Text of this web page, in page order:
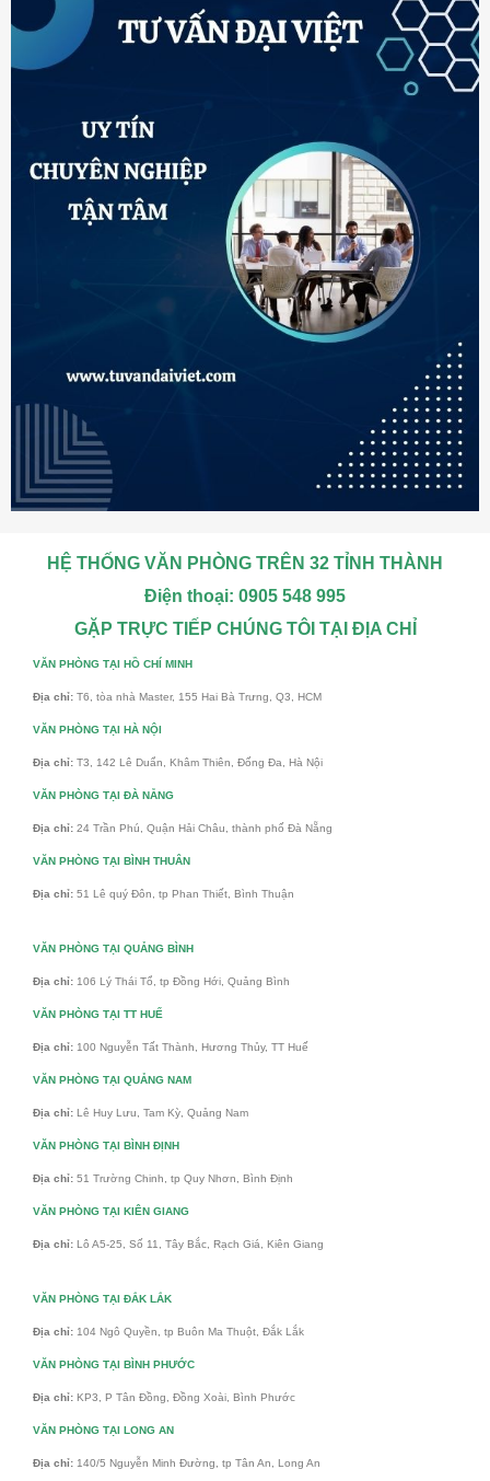
HỆ THỐNG VĂN PHÒNG TRÊN 32 TỈNH THÀNH
Điện thoại: 0905 548 995
GẶP TRỰC TIẾP CHÚNG TÔI TẠI ĐỊA CHỈ
VĂN PHÒNG TẠI HỒ CHÍ MINH
Địa chỉ: T6, tòa nhà Master, 155 Hai Bà Trưng, Q3, HCM
VĂN PHÒNG TẠI HÀ NỘI
Địa chỉ: T3, 142 Lê Duẩn, Khâm Thiên, Đống Đa, Hà Nội
VĂN PHÒNG TẠI ĐÀ NẴNG
Địa chỉ: 24 Trần Phú, Quận Hải Châu, thành phố Đà Nẵng
VĂN PHÒNG TẠI BÌNH THUÂN
Địa chỉ: 51 Lê quý Đôn, tp Phan Thiết, Bình Thuận
VĂN PHÒNG TẠI QUẢNG BÌNH
Địa chỉ: 106 Lý Thái Tổ, tp Đồng Hới, Quảng Bình
VĂN PHÒNG TẠI TT HUẾ
Địa chỉ: 100 Nguyễn Tất Thành, Hương Thủy, TT Huế
VĂN PHÒNG TẠI QUẢNG NAM
Địa chỉ: Lê Huy Lưu, Tam Kỳ, Quảng Nam
VĂN PHÒNG TẠI BÌNH ĐỊNH
Địa chỉ: 51 Trường Chinh, tp Quy Nhơn, Bình Định
VĂN PHÒNG TẠI KIÊN GIANG
Địa chỉ: Lô A5-25, Số 11, Tây Bắc, Rạch Giá, Kiên Giang
VĂN PHÒNG TẠI ĐẮK LẮK
Địa chỉ: 104 Ngô Quyền, tp Buôn Ma Thuột, Đắk Lắk
VĂN PHÒNG TẠI BÌNH PHƯỚC
Địa chỉ: KP3, P Tân Đồng, Đồng Xoài, Bình Phước
VĂN PHÒNG TẠI LONG AN
Địa chỉ: 140/5 Nguyễn Minh Đường, tp Tân An, Long An